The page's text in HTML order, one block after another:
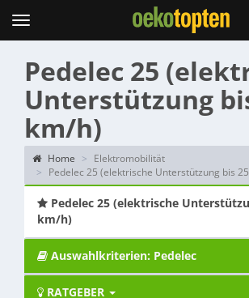
Topten
Menu
Pedelec 25
Unterstützung
km/h)
Home
Elektromobilität
Pedelec 25 (elektrische Unterstützung bis
Pedelec 25 (elektrische
km/h)
Auswahlkriterien: Pedelec
RATGEBER